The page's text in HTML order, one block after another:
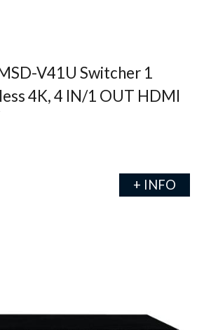
V41U Switcher 1
4K, 4 IN/1 OUT HDMI
+ INFO